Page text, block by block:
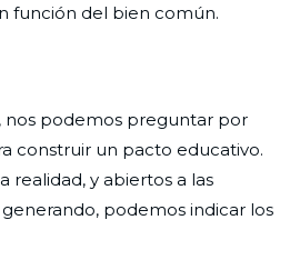
función del bien común.
nos podemos preguntar por
construir un pacto educativo.
realidad, y abiertos a las
podemos indicar los